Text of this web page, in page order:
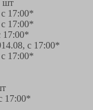
шт
17:00*
17:00*
17:00*
14.08, с 17:00*
17:00*
17:00*